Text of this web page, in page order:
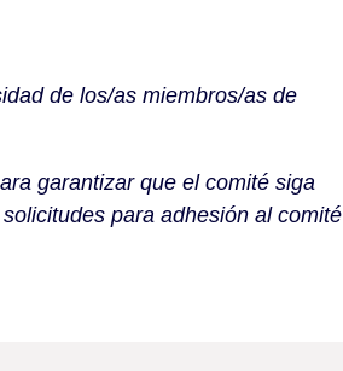
de los/as miembros/as de
garantizar que el comité siga
para adhesión al comité